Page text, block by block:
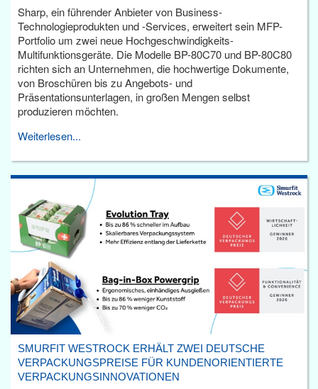
Sharp, ein führender Anbieter von Business-
Technologieprodukten und -Services, erweitert sein MFP-
Portfolio um zwei neue Hochgeschwindigkeits-
Multifunktionsgeräte. Die Modelle BP-80C70 und BP-80C80
richten sich an Unternehmen, die hochwertige Dokumente,
von Broschüren bis zu Angebots- und
Präsentationsunterlagen, in großen Mengen selbst
produzieren möchten.
Weiterlesen...
SMURFIT WESTROCK ERHÄLT ZWEI DEUTSCHE
VERPACKUNGSPREISE FÜR KUNDENORIENTIERTE
VERPACKUNGSINNOVATIONEN